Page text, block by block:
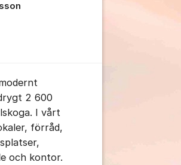
2 600
I vårt
förråd,
och kontor.